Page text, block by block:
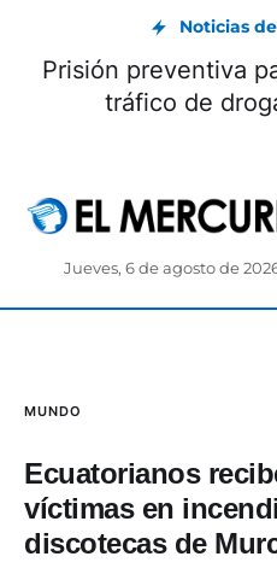
Noticias
Prisión preventiva
tráfico de
Jueves, 6 de agosto de
MUNDO
Ecuatorianos
víctimas en
discotecas de